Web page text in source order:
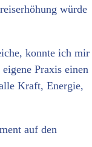
würde
konnte ich mir
Praxis einen
Kraft, Energie,
auf den